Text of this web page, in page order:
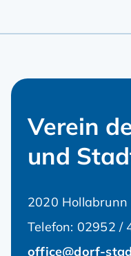
Verein
und
2020
Telefon: 02952 /
office@dorf-